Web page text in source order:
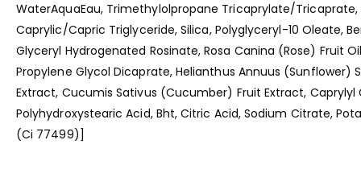
WaterAquaEau, Trimethylolpropane Tricaprylate/
Caprylic/Capric Triglyceride, Silica, Polyglyceryl-10 Oleate,
Glyceryl Hydrogenated Rosinate, Rosa Canina (Rose) Fruit
Propylene Glycol Dicaprate, Helianthus Annuus (Sunflower)
Extract, Cucumis Sativus (Cucumber) Fruit Extract,
Polyhydroxystearic Acid, Bht, Citric Acid, Sodium Citrate,
(Ci 77499)]